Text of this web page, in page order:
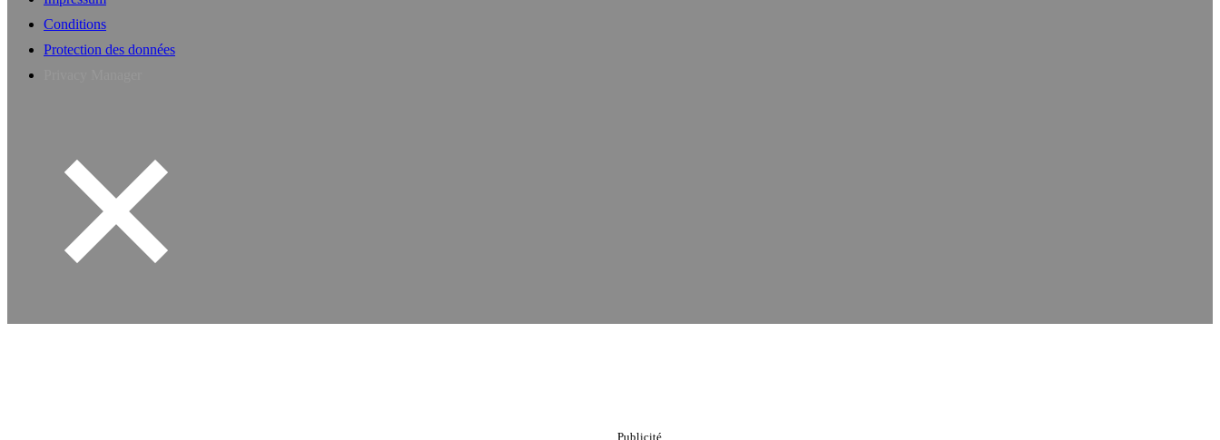
Conditions
Protection des données